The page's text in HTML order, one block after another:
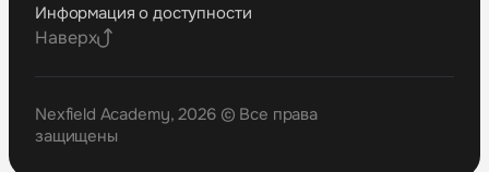
Nexfield Academy, 2026 © Все права
защищены
Информация о доступности
Наверх